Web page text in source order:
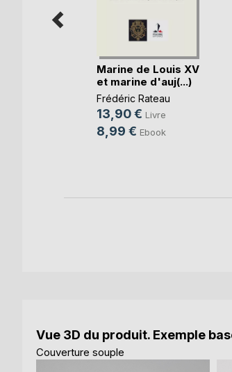
Marine de Louis XV
et marine d'auj(...)
Frédéric Rateau
13,90 € Livre
8,99 € Ebook
Vue 3D du produit. Exemple
Couverture souple